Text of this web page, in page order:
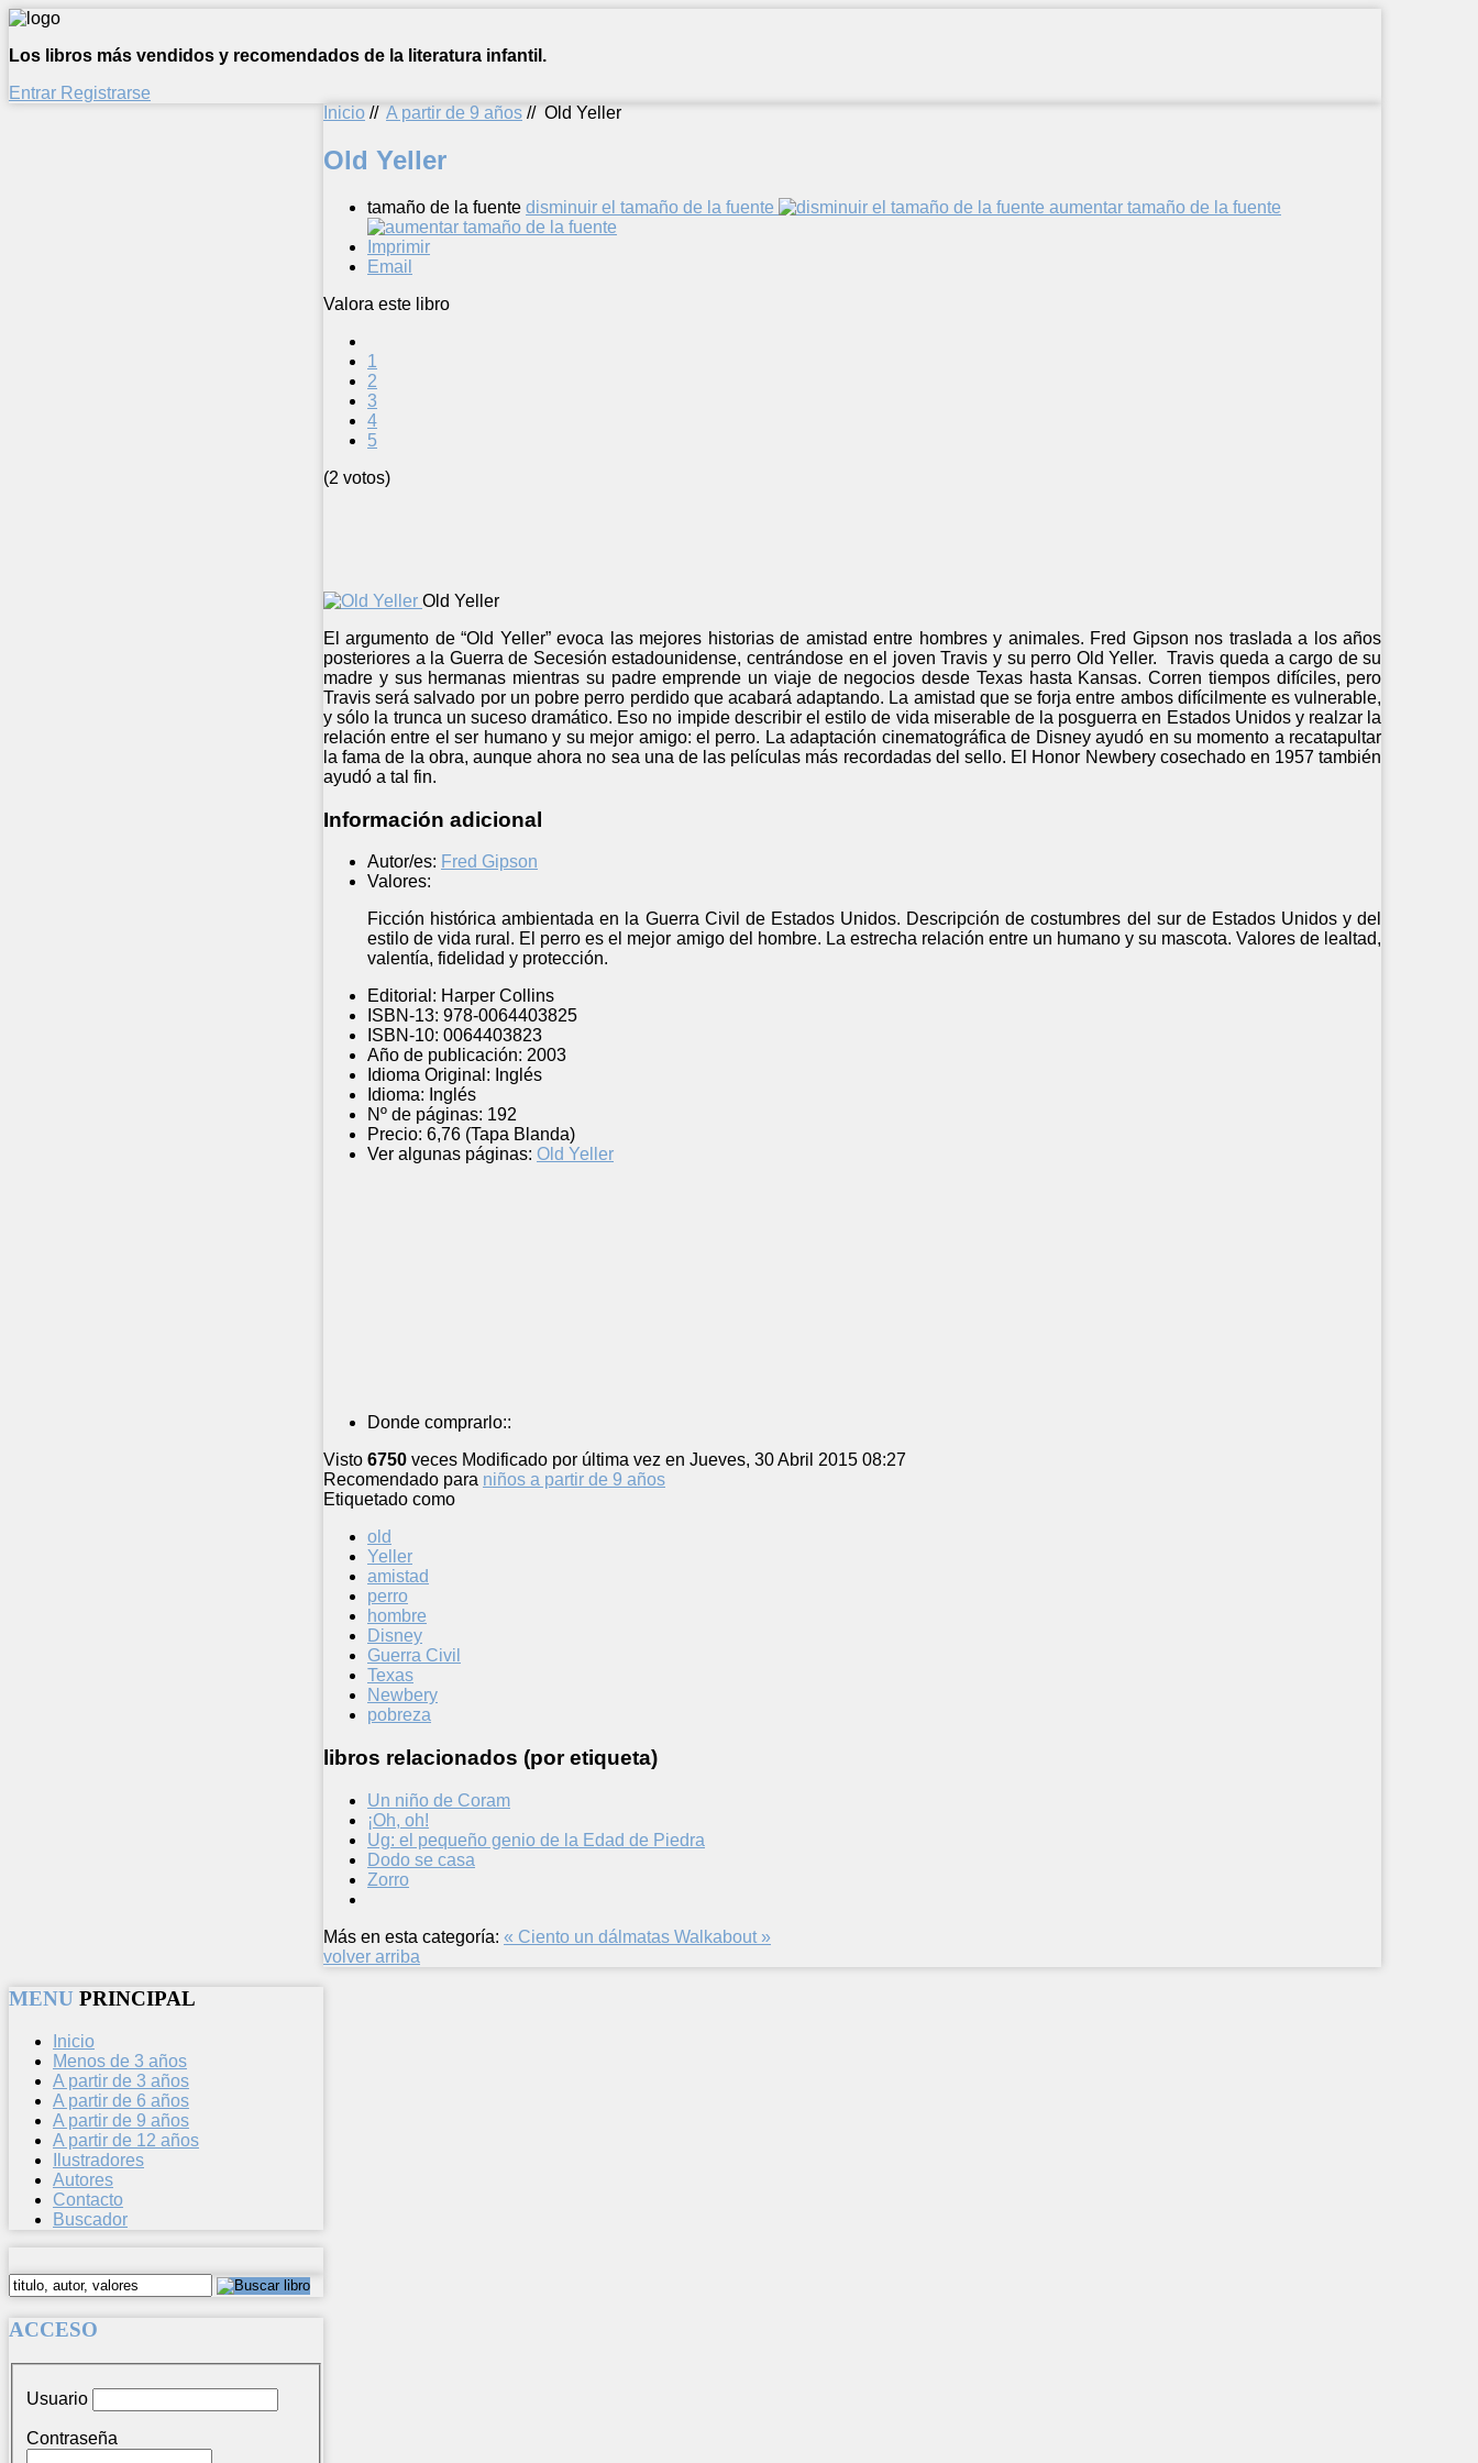
Los libros más vendidos y recomendados de la literatura infantil.
Entrar Registrarse
Inicio // A partir de 9 años // Old Yeller
Old Yeller
tamaño de la fuente disminuir el tamaño de la fuente aumentar tamaño de la fuente
Imprimir
Email
Valora este libro
1
2
3
4
5
(2 votos)
Old Yeller
El argumento de “Old Yeller” evoca las mejores historias de amistad entre hombres y animales. Fred Gipson nos traslada a los años
posteriores a la Guerra de Secesión estadounidense, centrándose en el joven Travis y su perro Old Yeller. Travis queda a cargo de su
madre y sus hermanas mientras su padre emprende un viaje de negocios desde Texas hasta Kansas. Corren tiempos difíciles, pero
Travis será salvado por un pobre perro perdido que acabará adaptando. La amistad que se forja entre ambos difícilmente es vulnerable,
y sólo la trunca un suceso dramático. Eso no impide describir el estilo de vida miserable de la posguerra en Estados Unidos y realzar la
relación entre el ser humano y su mejor amigo: el perro. La adaptación cinematográfica de Disney ayudó en su momento a recatapultar
la fama de la obra, aunque ahora no sea una de las películas más recordadas del sello. El Honor Newbery cosechado en 1957 también
ayudó a tal fin.
Información adicional
Autor/es: Fred Gipson
Valores:
Ficción histórica ambientada en la Guerra Civil de Estados Unidos. Descripción de costumbres del sur de Estados Unidos y del
estilo de vida rural. El perro es el mejor amigo del hombre. La estrecha relación entre un humano y su mascota. Valores de lealtad,
valentía, fidelidad y protección.
Editorial: Harper Collins
ISBN-13: 978-0064403825
ISBN-10: 0064403823
Año de publicación: 2003
Idioma Original: Inglés
Idioma: Inglés
Nº de páginas: 192
Precio: 6,76 (Tapa Blanda)
Ver algunas páginas: Old Yeller
Donde comprarlo::
Visto 6750 veces Modificado por última vez en Jueves, 30 Abril 2015 08:27
Recomendado para niños a partir de 9 años
Etiquetado como
old
Yeller
amistad
perro
hombre
Disney
Guerra Civil
Texas
Newbery
pobreza
libros relacionados (por etiqueta)
Un niño de Coram
¡Oh, oh!
Ug: el pequeño genio de la Edad de Piedra
Dodo se casa
Zorro
Más en esta categoría: « Ciento un dálmatas Walkabout »
volver arriba
MENU PRINCIPAL
Inicio
Menos de 3 años
A partir de 3 años
A partir de 6 años
A partir de 9 años
A partir de 12 años
Ilustradores
Autores
Contacto
Buscador
ACCESO
Usuario
Contraseña